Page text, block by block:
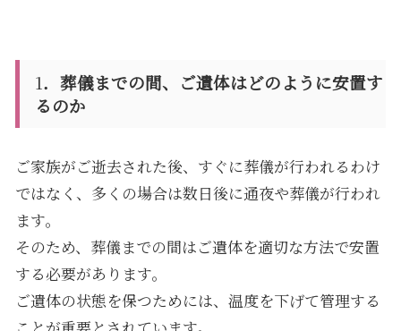
1．葬儀までの間、ご遺体はどのように安置す
るのか
ご家族がご逝去された後、すぐに葬儀が行われるわけ
ではなく、多くの場合は数日後に通夜や葬儀が行われ
ます。
そのため、葬儀までの間はご遺体を適切な方法で安置
する必要があります。
ご遺体の状態を保つためには、温度を下げて管理する